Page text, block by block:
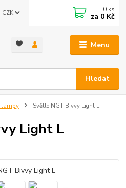
Menu
CZK
Hledat
0 ks
za 0 Kč
lampy Světlo NGT Bivvy Light L
Light L